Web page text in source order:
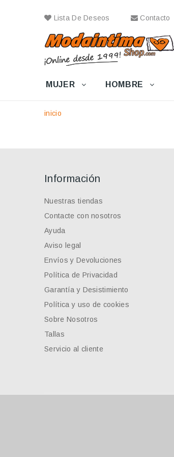
Lista De Deseos Contacto
MUJER HOMBRE
inicio
Información
Nuestras tiendas
Contacte con nosotros
Ayuda
Aviso legal
Envíos y Devoluciones
Política de Privacidad
Garantía y Desistimiento
Política y uso de cookies
Sobre Nosotros
Tallas
Servicio al cliente